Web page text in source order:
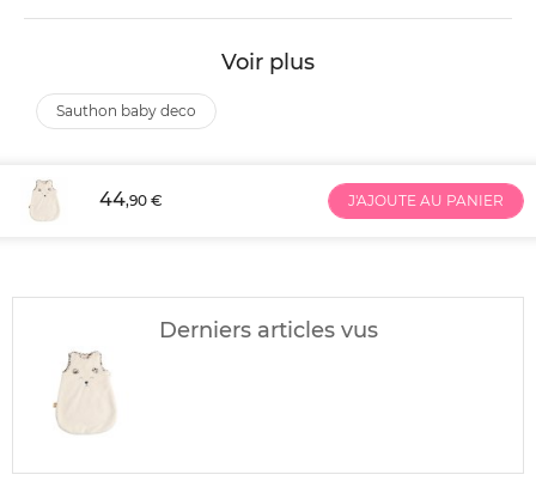
Voir plus
sauthon baby deco
44,90 € J'AJOUTE AU PANIER
Derniers articles vus